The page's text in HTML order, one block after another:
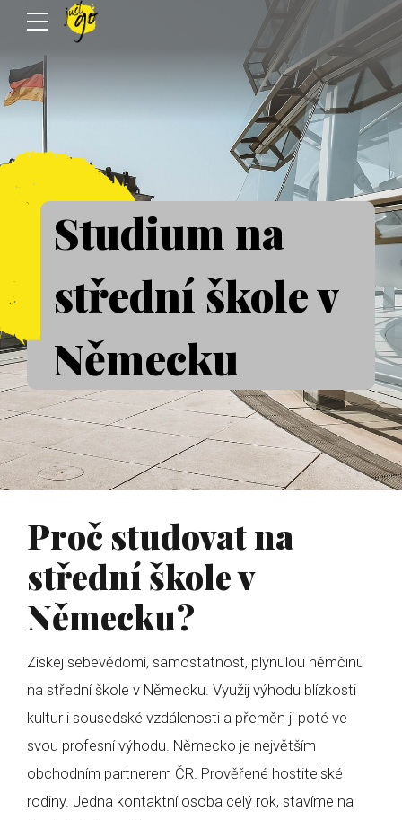
Studium na
střední škole v
Německu
Proč studovat na
střední škole v
Německu?
Získej sebevědomí, samostatnost, plynulou němčinu
na střední škole v Německu. Využij výhodu blízkosti
kultur i sousedské vzdálenosti a přeměn ji poté ve
svou profesní výhodu. Německo je největším
obchodním partnerem ČR. Prověřené hostitelské
rodiny. Jedna kontaktní osoba celý rok, stavíme na